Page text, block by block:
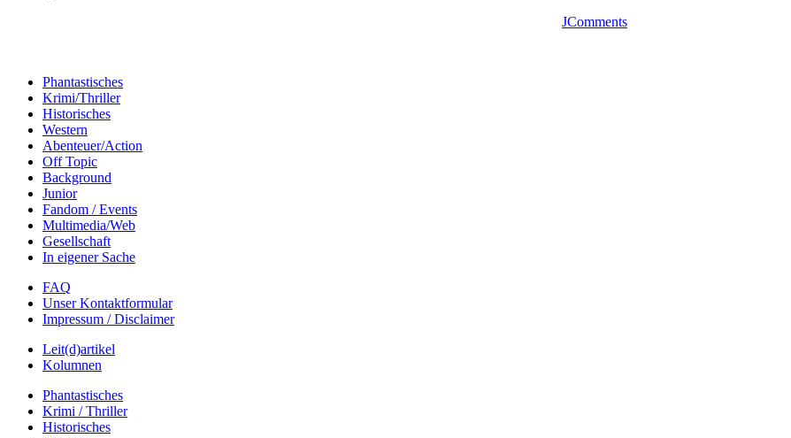
JComments
Phantastisches
Krimi/Thriller
Historisches
Western
Abenteuer/Action
Off Topic
Background
Junior
Fandom / Events
Multimedia/Web
Gesellschaft
In eigener Sache
FAQ
Unser Kontaktformular
Impressum / Disclaimer
Leit(d)artikel
Kolumnen
Phantastisches
Krimi / Thriller
Historisches